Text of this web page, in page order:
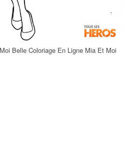
Belle Coloriage En Ligne Mia Et Moi